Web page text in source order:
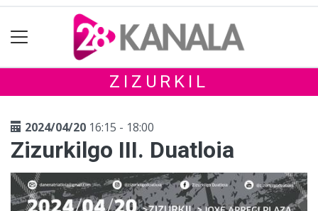
ZIZURKIL
2024/04/20 16:15 - 18:00
Zizurkilgo III. Duatloia